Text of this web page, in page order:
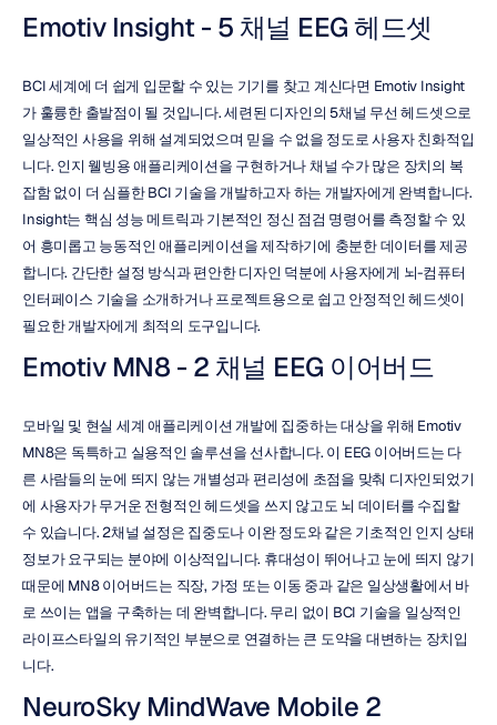
Emotiv Insight - 5 채널 EEG 헤드셋
BCI 세계에 더 쉽게 입문할 수 있는 기기를 찾고 계신다면 Emotiv Insight
가 훌륭한 출발점이 될 것입니다. 세련된 디자인의 5채널 무선 헤드셋으로
일상적인 사용을 위해 설계되었으며 믿을 수 없을 정도로 사용자 친화적입
니다. 인지 웰빙용 애플리케이션을 구현하거나 채널 수가 많은 장치의 복
잡함 없이 더 심플한 BCI 기술을 개발하고자 하는 개발자에게 완벽합니다.
Insight는 핵심 성능 메트릭과 기본적인 정신 점검 명령어를 측정할 수 있
어 흥미롭고 능동적인 애플리케이션을 제작하기에 충분한 데이터를 제공
합니다. 간단한 설정 방식과 편안한 디자인 덕분에 사용자에게 뇌-컴퓨터
인터페이스 기술을 소개하거나 프로젝트용으로 쉽고 안정적인 헤드셋이
필요한 개발자에게 최적의 도구입니다.
Emotiv MN8 - 2 채널 EEG 이어버드
모바일 및 현실 세계 애플리케이션 개발에 집중하는 대상을 위해 Emotiv
MN8은 독특하고 실용적인 솔루션을 선사합니다. 이 EEG 이어버드는 다
른 사람들의 눈에 띄지 않는 개별성과 편리성에 초점을 맞춰 디자인되었기
에 사용자가 무거운 전형적인 헤드셋을 쓰지 않고도 뇌 데이터를 수집할
수 있습니다. 2채널 설정은 집중도나 이완 정도와 같은 기초적인 인지 상태
정보가 요구되는 분야에 이상적입니다. 휴대성이 뛰어나고 눈에 띄지 않기
때문에 MN8 이어버드는 직장, 가정 또는 이동 중과 같은 일상생활에서 바
로 쓰이는 앱을 구축하는 데 완벽합니다. 무리 없이 BCI 기술을 일상적인
라이프스타일의 유기적인 부분으로 연결하는 큰 도약을 대변하는 장치입
니다.
NeuroSky MindWave Mobile 2